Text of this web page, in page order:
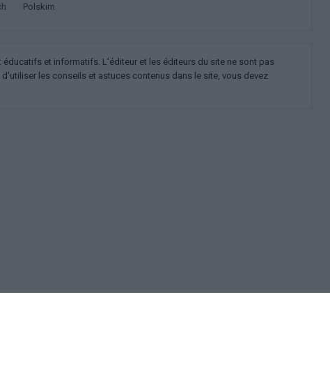
polskim
et informatifs. L'éditeur et les éditeurs du site ne sont pas
les conseils et astuces contenus dans le site, vous devez